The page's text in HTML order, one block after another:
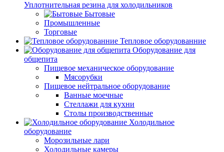
Уплотнительная резина для холодильников
Бытовые
Промышленные
Торговые
Тепловое оборудованние
Оборудование для
общепита
Пищевое механическое оборудование
Мясорубки
Пищевое нейтральное оборудование
Ванные моечные
Стеллажи для кухни
Столы производственные
Холодильное
оборудование
Морозильные лари
Холодильные камеры